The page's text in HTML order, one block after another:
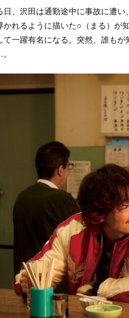
日、沢田は通勤途中に事故に遭
かれるように描いた○（まる）が
て一躍有名になる。突然、誰も